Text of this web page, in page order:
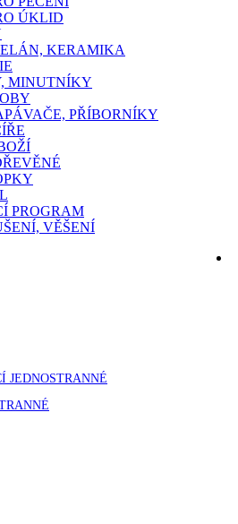
ÚKLID
KERAMIKA
MINUTNÍKY
PŘÍBORNÍKY
PROGRAM
VĚŠENÍ
JEDNOSTRANNÉ